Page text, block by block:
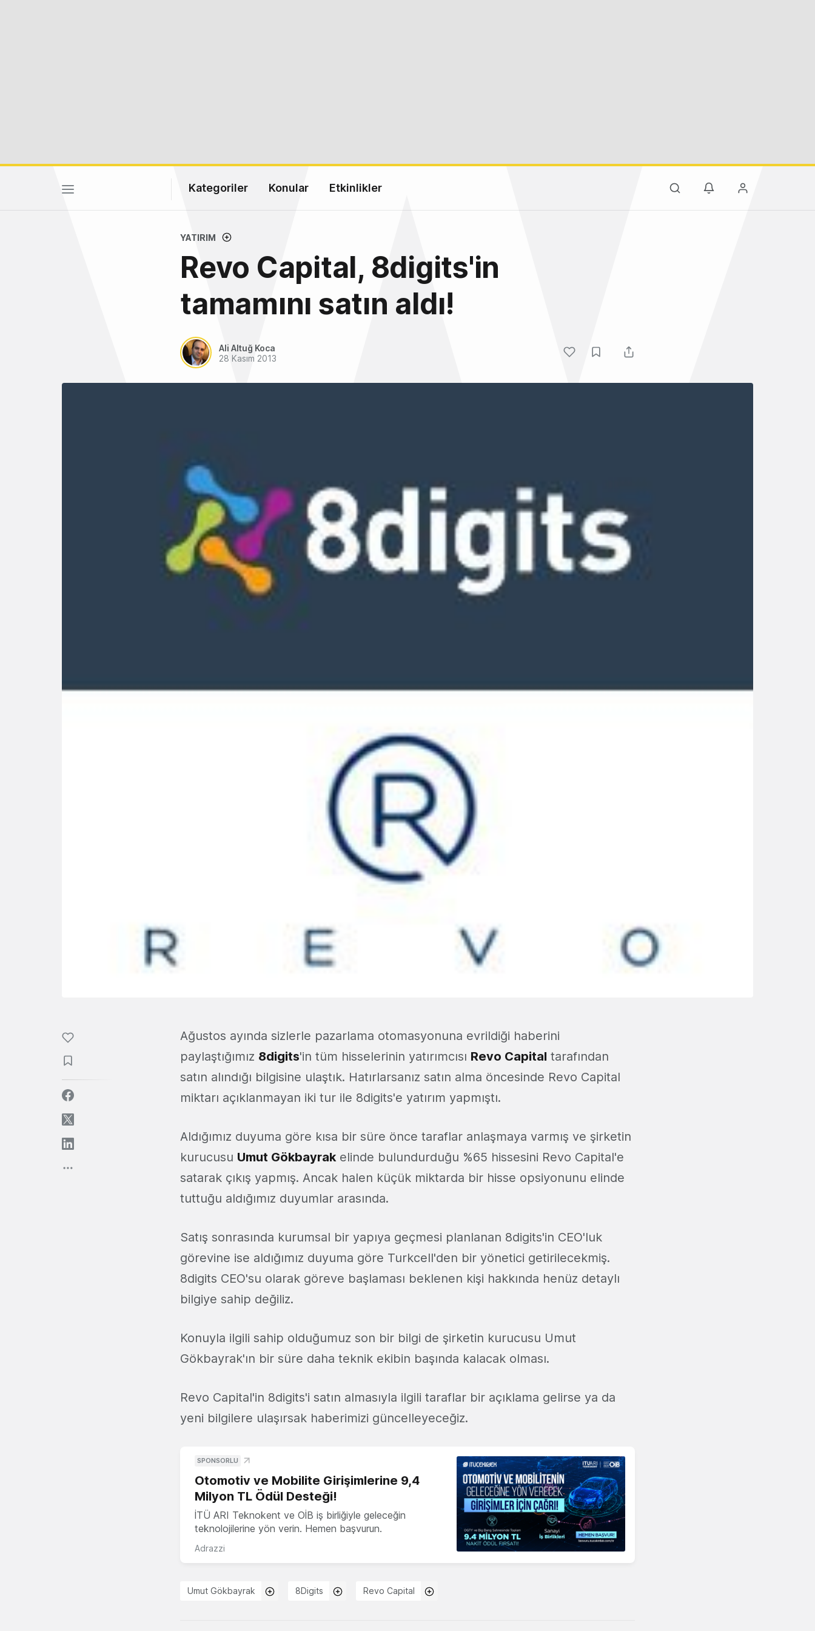
Kategoriler Konular Etkinlikler
YATIRIM
Revo Capital, 8digits'in
tamamını satın aldı!
Ali Altuğ Koca
28 Kasım 2013
Ağustos ayında sizlerle pazarlama otomasyonuna evrildiği haberini
paylaştığımız 8digits'in tüm hisselerinin yatırımcısı Revo Capital tarafından
satın alındığı bilgisine ulaştık. Hatırlarsanız satın alma öncesinde Revo Capital
miktarı açıklanmayan iki tur ile 8digits'e yatırım yapmıştı.
Aldığımız duyuma göre kısa bir süre önce taraflar anlaşmaya varmış ve şirketin
kurucusu Umut Gökbayrakelinde bulundurduğu %65 hissesini Revo Capital'e
satarak çıkış yapmış. Ancak halen küçük miktarda bir hisse opsiyonunu elinde
tuttuğu aldığımız duyumlar arasında.
Satış sonrasında kurumsal bir yapıya geçmesi planlanan 8digits'in CEO'luk
görevine ise aldığımız duyuma göre Turkcell'den bir yönetici getirilecekmiş.
8digits CEO'su olarak göreve başlaması beklenen kişi hakkında henüz detaylı
bilgiye sahip değiliz.
Konuyla ilgili sahip olduğumuz son bir bilgi de şirketin kurucusu Umut
Gökbayrak'ın bir süre daha teknik ekibin başında kalacak olması.
Revo Capital'in 8digits'i satın almasıyla ilgili taraflar bir açıklama gelirse ya da
yeni bilgilere ulaşırsak haberimizi güncelleyeceğiz.
SPONSORLU
Otomotiv ve Mobilite Girişimlerine 9,4
Milyon TL Ödül Desteği!
İTÜ ARI Teknokent ve OİB iş birliğiyle geleceğin
teknolojilerine yön verin. Hemen başvurun.
Adrazzi
Umut Gökbayrak 8Digits Revo Capital